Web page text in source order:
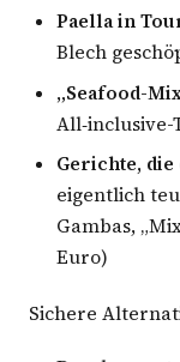
Paella in
Blech
„Seafood-
All‑inclusive-
Gerichte,
eigentlich
Gambas,
Euro)
Sichere